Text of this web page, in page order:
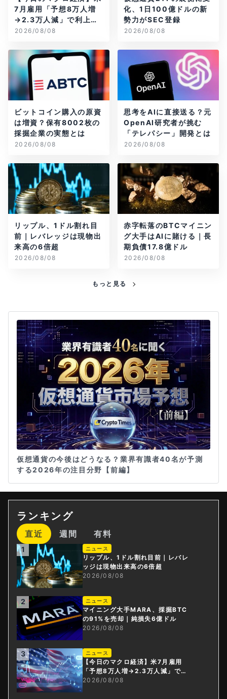
7月雇用「予想8万人増
→2.3万人減」で利上げ
観測後退
2026/08/08
化、1日100億ドルの新
勢力がSEC登録
2026/08/08
ビットコイン購入の原資
は増資？保有8002枚の
採掘企業の実態とは
2026/08/08
思考をAIに直接送る？元
OpenAI研究者が挑む
「テレパシー」開発とは
2026/08/08
リップル、1ドル割れ目
前｜レバレッジは現物出
来高の6倍超
2026/08/08
赤字転落のBTCマイニン
グ大手はAIに賭ける｜長
期負債17.8億ドル
2026/08/08
もっと見る
仮想通貨の今後はどうなる？業界有識者40名が予測
する2026年の注目分野【前編】
ランキング
直近 週間 有料
1 ニュース
リップル、1ドル割れ目前｜レバレ
ッジは現物出来高の6倍超
2026/08/08
2 ニュース
マイニング大手MARA、採掘BTC
の91%を売却｜純損失6億ドル
2026/08/08
3 ニュース
【今日のマクロ経済】米7月雇用
「予想8万人増→2.3万人減」で利
上げ観測後退
2026/08/08